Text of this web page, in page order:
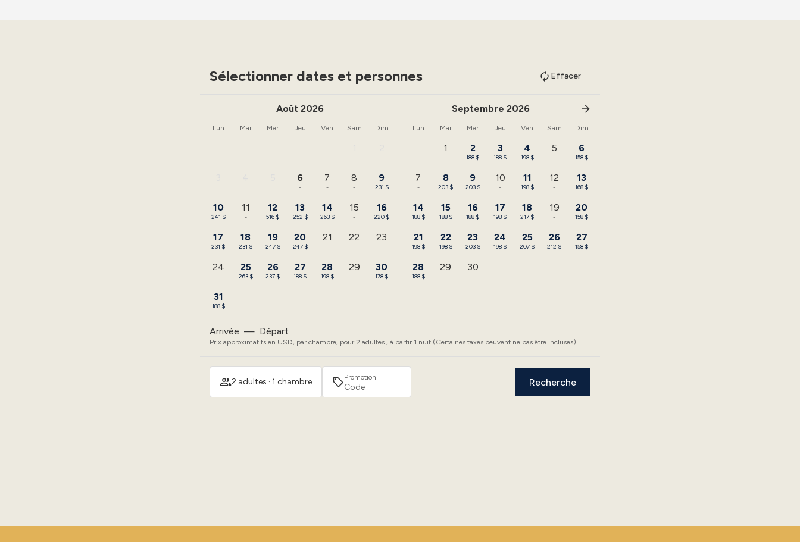
Sélectionner dates et personnes Effacer
Août 2026
Lun Mar Mer Jeu Ven Sam Dim
6
-
7
-
8
-
9
231 $
10
241 $
11
-
12
516 $
13
252 $
14
263 $
15
-
16
220 $
17
231 $
18
231 $
19
247 $
20
247 $
21
-
22
-
23
-
24
-
25
263 $
26
237 $
27
188 $
28
198 $
29
-
30
178 $
31
188 $
Septembre 2026
Lun Mar Mer Jeu Ven Sam Dim
1
-
2
188 $
3
188 $
4
198 $
5
-
6
158 $
7
-
8
203 $
9
203 $
10
-
11
198 $
12
-
13
168 $
14
188 $
15
188 $
16
188 $
17
198 $
18
217 $
19
-
20
158 $
21
198 $
22
198 $
23
203 $
24
198 $
25
207 $
26
212 $
27
158 $
28
188 $
29
-
30
-
Arrivée — Départ
Prix approximatifs en USD, par chambre, pour 2 adultes , à partir 1 nuit (Certaines taxes peuvent ne pas être incluses)
2 adultes · 1 chambre Promotion Recherche